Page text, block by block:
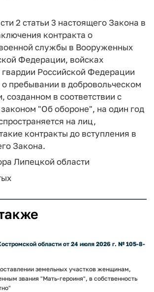
2 статьи 3 настоящего Закона в
контракта о
службы в Вооруженных
Федерации, войсках
Российской Федерации
о пребывании в добровольческом
созданном в соответствии с
"Об обороне", на один год
на лиц,
контракты до вступления в
Закона.
Липецкой области
области от 24 июля 2026 г. № 105-8-
земельных участков женщинам,
звания "Мать-героиня", в собственность